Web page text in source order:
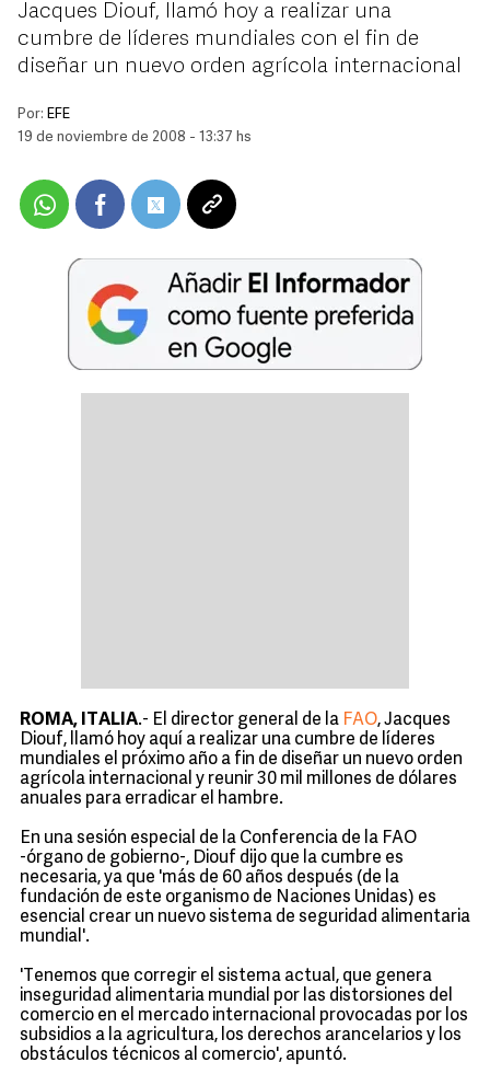
Jacques Diouf, llamó hoy a realizar una
cumbre de líderes mundiales con el fin de
diseñar un nuevo orden agrícola internacional
Por: EFE
19 de noviembre de 2008 - 13:37 hs
ROMA, ITALIA.- El director general de la FAO, Jacques
Diouf, llamó hoy aquí a realizar una cumbre de líderes
mundiales el próximo año a fin de diseñar un nuevo orden
agrícola internacional y reunir 30 mil millones de dólares
anuales para erradicar el hambre.
En una sesión especial de la Conferencia de la FAO
-órgano de gobierno-, Diouf dijo que la cumbre es
necesaria, ya que 'más de 60 años después (de la
fundación de este organismo de Naciones Unidas) es
esencial crear un nuevo sistema de seguridad alimentaria
mundial'.
'Tenemos que corregir el sistema actual, que genera
inseguridad alimentaria mundial por las distorsiones del
comercio en el mercado internacional provocadas por los
subsidios a la agricultura, los derechos arancelarios y los
obstáculos técnicos al comercio', apuntó.